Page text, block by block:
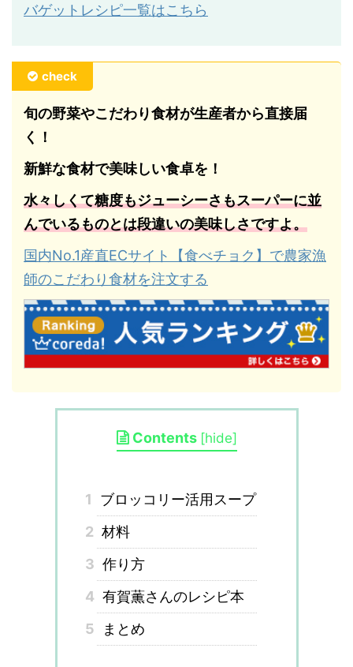
バゲットレシピ一覧はこちら
check
旬の野菜やこだわり食材が生産者から直接届
く！
新鮮な食材で美味しい食卓を！
水々しくて糖度もジューシーさもスーパーに並
んでいるものとは段違いの美味しさですよ。
国内No.1産直ECサイト【食べチョク】で農家漁
師のこだわり食材を注文する
Contents [hide]
1
ブロッコリー活用スープ
2 材料
3 作り方
4 有賀薫さんのレシピ本
5
まとめ